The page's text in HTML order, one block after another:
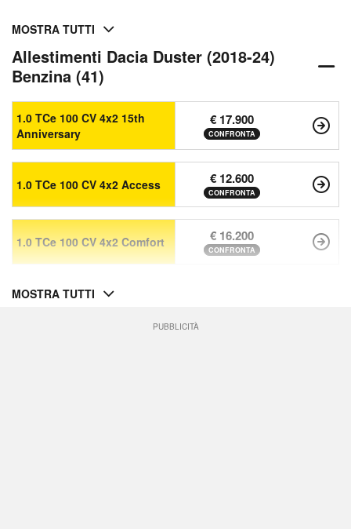
MOSTRA TUTTI
Allestimenti Dacia Duster (2018-24)
Benzina (41)
1.0 TCe 100 CV 4x2 15th
Anniversary
€ 17.900
CONFRONTA
1.0 TCe 100 CV 4x2 Access € 12.600
CONFRONTA
1.0 TCe 100 CV 4x2 Comfort € 16.200
CONFRONTA
MOSTRA TUTTI
PUBBLICITÀ